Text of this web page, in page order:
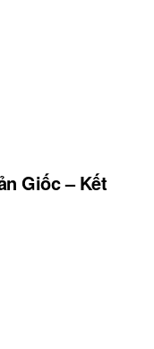
Giốc – Kết